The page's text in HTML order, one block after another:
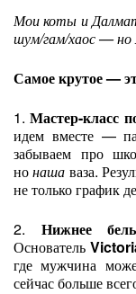
Мои коты и
шум/гам/хаос — но
Самое крутое —
1.Мастер-класс
идем вместе —
забываем про
нонаша ваза.
не только график
2. Нижнее
Основатель
где мужчина
сейчас больше